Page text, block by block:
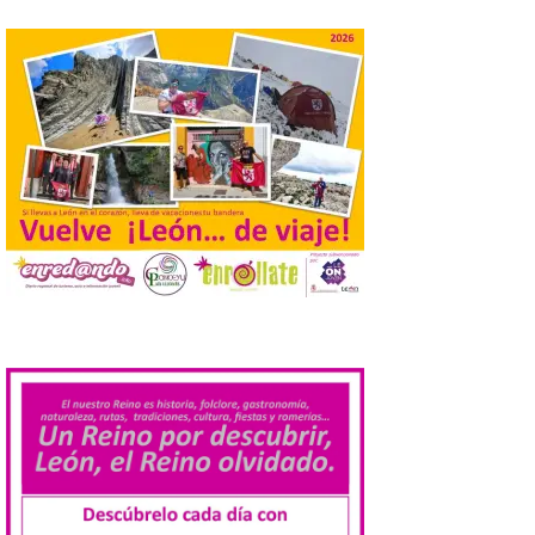
solicitud para la
celebración del Iberia
Eclipse Festival
6 Ago 2026
Durante la mañana de ayer
miércoles ha sido
registrada en el
Ayuntamiento una
solicitud relacionada con
la celebración de este evento. Ante las
informaciones aparecidas en distintos
medios de comunicación sobre la posible
La Universidad de León
retoma las excavaciones
en La Peña del Castro para
profundizar en la vida
cotidiana de la Edad del
Hierro